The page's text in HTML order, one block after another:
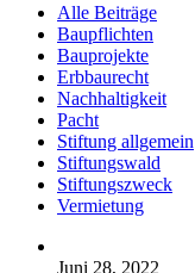
Alle Beiträge
Baupflichten
Bauprojekte
Erbbaurecht
Nachhaltigkeit
Pacht
Stiftung allgemein
Stiftungswald
Stiftungszweck
Vermietung
Juni 28, 2022